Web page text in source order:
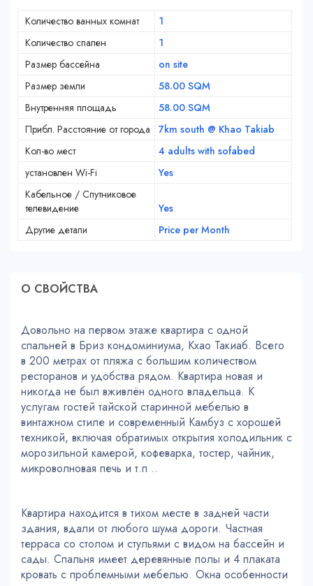
Количество ванных комнат
1
Количество спален
1
Размер бассейна
on site
Размер земли
58.00 SQM
Внутренняя площадь
58.00 SQM
Прибл. Расстояние от города
7km south @ Khao Takiab
Кол-во мест
4 adults with sofabed
установлен Wi-Fi
Yes
Кабельное / Спутниковое
телевидение
Yes
Другие детали
Price per Month
О СВОЙСТВA
Довольно на первом этаже квартира с одной
спальней в Бриз кондоминиума, Кхао Такиаб. Всего
в 200 метрах от пляжа с большим количеством
ресторанов и удобства рядом. Квартира новая и
никогда не был вживлён одного владельца. К
услугам гостей тайской старинной мебелью в
винтажном стиле и современный Камбуз с хорошей
техникой, включая обратимых открытия холодильник с
морозильной камерой, кофеварка, тостер, чайник,
микроволновая печь и т.п ..
Квартира находится в тихом месте в задней части
здания, вдали от любого шума дороги. Частная
терраса со столом и стульями с видом на бассейн и
сады. Спальня имеет деревянные полы и 4 плаката
кровать с проблемными мебелью. Окна особенности